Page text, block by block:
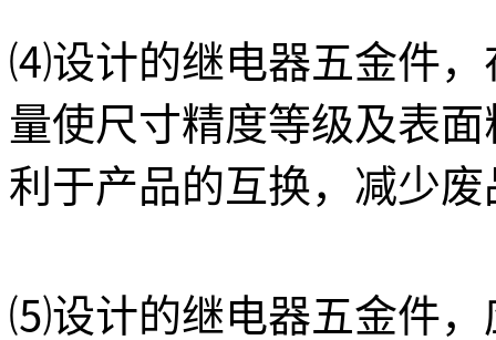
⑷设计的继电器五金件
量使尺寸精度等级及表
利于产品的互换，减少
⑸设计的继电器五金件